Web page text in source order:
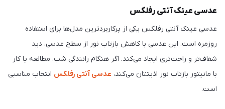
عدسی عینک آنتی رفلکس
عدسی عینک آنتی رفلکس یکی از پرکاربردترین مدل‌ها برای استفاده
روزمره است. این عدسی با کاهش بازتاب نور از سطح عدسی، دید
شفاف‌تر و راحت‌تری ایجاد می‌کند. اگر هنگام رانندگی شب، مطالعه یا کار
با مانیتور بازتاب نور اذیتتان می‌کند، عدسی آنتی رفلکس انتخاب مناسبی
است.